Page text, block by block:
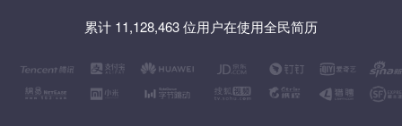
累计 11,128,463 位用户在使用全民简历